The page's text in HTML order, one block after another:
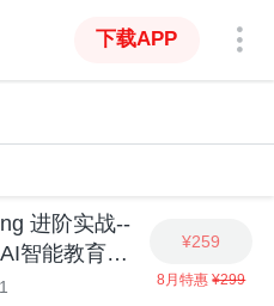
下载APP
进阶实战--
智能教育系
¥259
8月特惠 ¥299